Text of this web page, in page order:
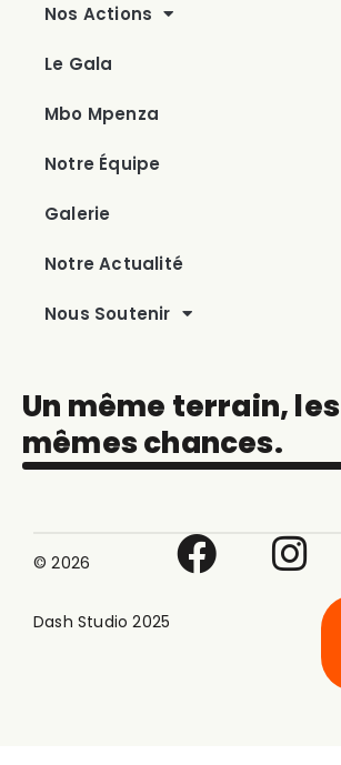
Nos Actions
Le Gala
Mbo Mpenza
Notre Équipe
Galerie
Notre Actualité
Nous Soutenir
Un même terrain, les
mêmes chances.
© 2026
Dash Studio 2025